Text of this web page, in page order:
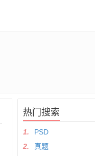
热门搜索
1. PSD
2.
真题